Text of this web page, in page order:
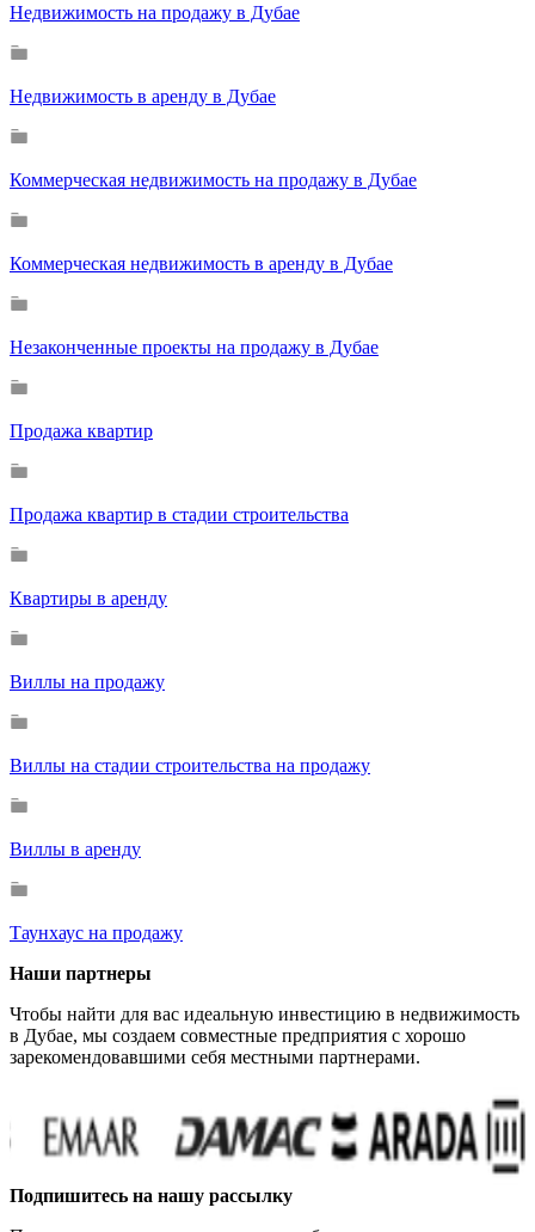
Недвижимость на продажу в Дубае
Недвижимость в аренду в Дубае
Коммерческая недвижимость на продажу в Дубае
Коммерческая недвижимость в аренду в Дубае
Незаконченные проекты на продажу в Дубае
Продажа квартир
Продажа квартир в стадии строительства
Квартиры в аренду
Виллы на продажу
Виллы на стадии строительства на продажу
Виллы в аренду
Таунхаус на продажу
Наши партнеры
Чтобы найти для вас идеальную инвестицию в недвижимость
в Дубае, мы создаем совместные предприятия с хорошо
зарекомендовавшими себя местными партнерами.
Подпишитесь на нашу рассылку